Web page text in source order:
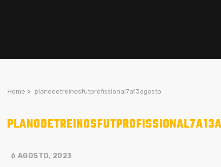
Home > planodetreinosfutprofissional7a13agosto
6 AGOSTO, 2023